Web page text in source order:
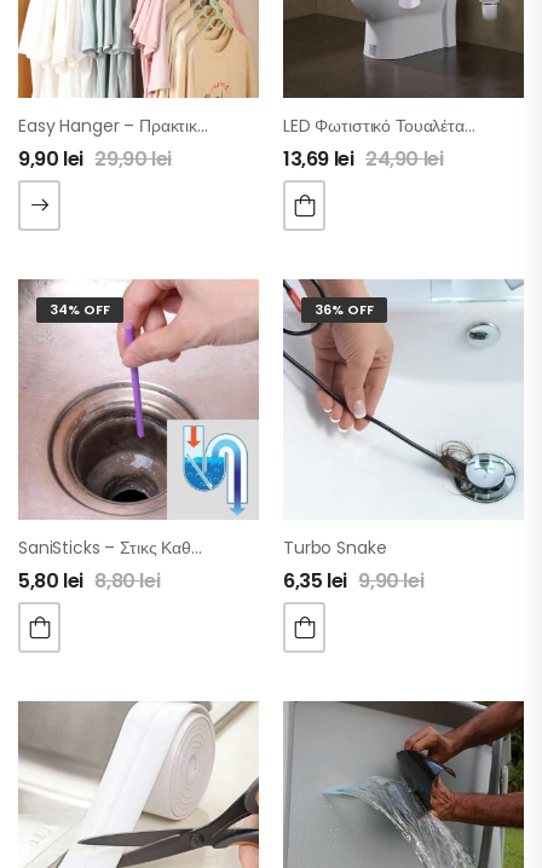
Easy Hanger – Πρακτική Πολλαπλή Κρεμάστρα 9 Σε 1 – Σετ 4 Τμχ
9,90 lei 29,90lei
LED Φωτιστικό Τουαλέτας & UV Απολύμανση Λεκάνης
13,69 lei 24,90lei
34% OFF
SaniSticks – Στικς Καθαρισμού Για Αποχετεύσεις
5,80 lei 8,80lei
36% OFF
Turbo Snake
6,35 lei 9,90lei